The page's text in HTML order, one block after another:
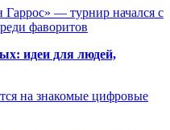
— турнир начался с
фаворитов
идеи для людей,
на знакомые цифровые